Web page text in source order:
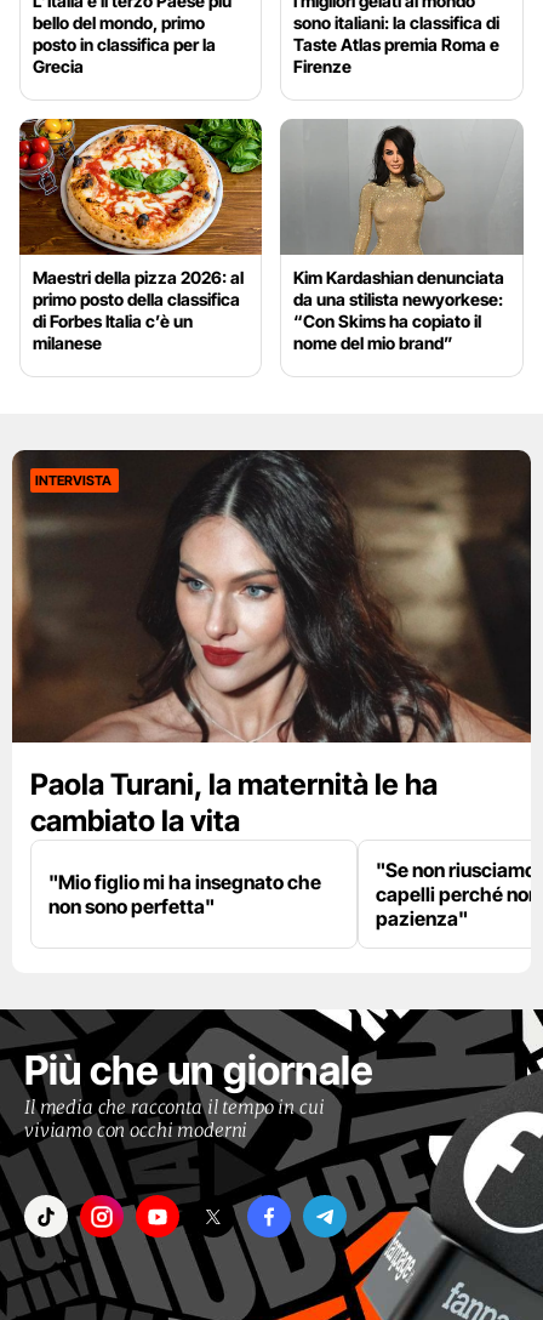
bello del mondo, primo
posto in classifica per la
Grecia
sono italiani: la classifica di
Taste Atlas premia Roma e
Firenze
Maestri della pizza 2026: al
primo posto della classifica
di Forbes Italia c’è un
milanese
Kim Kardashian denunciata
da una stilista newyorkese:
“Con Skims ha copiato il
nome del mio brand”
INTERVISTA
Paola Turani, la maternità le ha
cambiato la vita
"Mio figlio mi ha insegnato che
non sono perfetta"
"Se non riusciamo
capelli perché
pazienza"
Più che un giornale
Il media che racconta il tempo in cui
viviamo con occhi moderni